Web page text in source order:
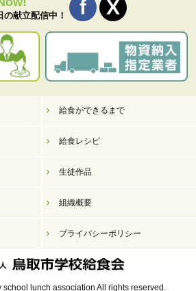
の献立配信中！
給食ができるまで
給食レシピ
生徒作品
組織概要
プライバシーポリシー
school lunch association All rights reserved.